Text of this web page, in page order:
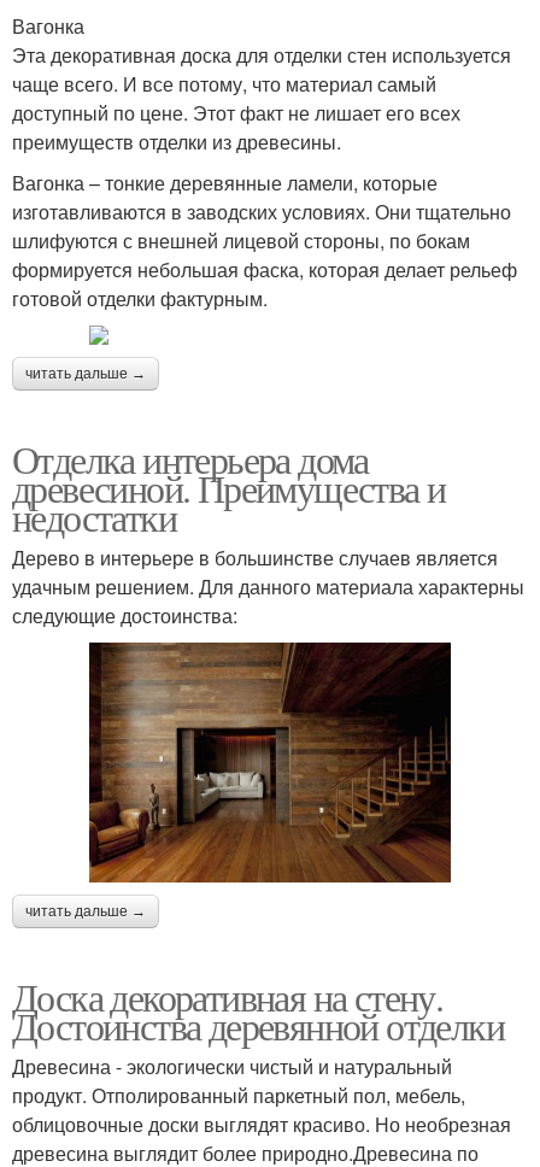
Вагонка
Эта декоративная доска для отделки стен используется
чаще всего. И все потому, что материал самый
доступный по цене. Этот факт не лишает его всех
преимуществ отделки из древесины.
Вагонка – тонкие деревянные ламели, которые
изготавливаются в заводских условиях. Они тщательно
шлифуются с внешней лицевой стороны, по бокам
формируется небольшая фаска, которая делает рельеф
готовой отделки фактурным.
читать дальше →
Отделка интерьера дома
древесиной. Преимущества и
недостатки
Дерево в интерьере в большинстве случаев является
удачным решением. Для данного материала характерны
следующие достоинства:
читать дальше →
Доска декоративная на стену.
Достоинства деревянной отделки
Древесина - экологически чистый и натуральный
продукт. Отполированный паркетный пол, мебель,
облицовочные доски выглядят красиво. Но необрезная
древесина выглядит более природно.Древесина по